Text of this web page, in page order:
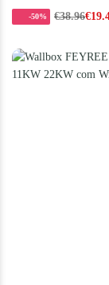
-50% €38.96€